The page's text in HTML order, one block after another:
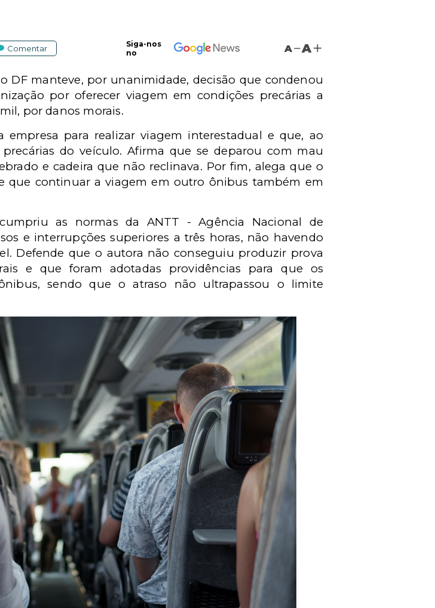
Comentar
Siga-nos
no
A A
DF manteve, por unanimidade, decisão que condenou
por oferecer viagem em condições precárias a
por danos morais.
para realizar viagem interestadual e que, ao
do veículo. Afirma que se deparou com mau
e cadeira que não reclinava. Por fim, alega que o
que continuar a viagem em outro ônibus também em
as normas da ANTT - Agência Nacional de
e interrupções superiores a três horas, não havendo
Defende que o autora não conseguiu produzir prova
e que foram adotadas providências para que os
sendo que o atraso não ultrapassou o limite